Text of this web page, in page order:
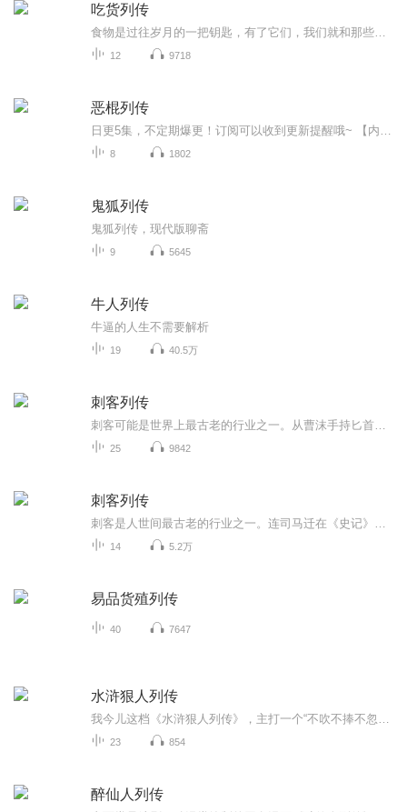
吃货列传
12 9718
恶棍列传
8 1802
鬼狐列传
鬼狐列传，现代版聊斋
9 5645
牛人列传
牛逼的人生不需要解析
19 40.5万
刺客列传
25 9842
刺客列传
14 5.2万
易品货殖列传
40 7647
水浒狠人列传
23 854
醉仙人列传